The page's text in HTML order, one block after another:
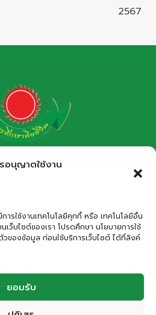
อนุญาตใช้งาน
ารใช้งานเทคโนโลยีคุกกี้ หรือ เทคโนโลยีอื่น
ว็บไซต์ของเรา โปรดศึกษา นโยบายการใช้
ของข้อมูล ก่อนใช้บริการเว็บไซต์ ได้ที่ลิงค์
ยอมรับ
2567
รพ์
มัธยมศึกษากาฬสินธุ์
ปศล ตำบลกาฬสินธุ์ อำเภอเมือง